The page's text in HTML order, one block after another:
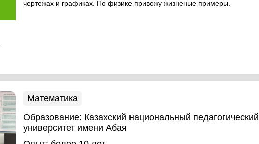
чертежах и графиках. По физике привожу жизненые примеры.
Математика
Образование: Казахский национальный педагогический
университет имени Абая